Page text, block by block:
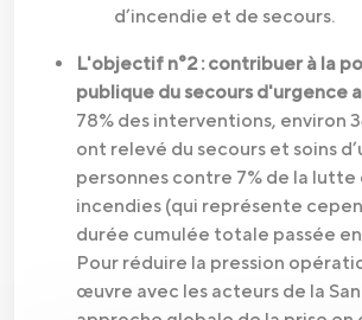
d’incendie et de secours.
L'objectif n°2 : contribuer à la
publique du secours d'urgence
78% des interventions, environ
ont relevé du secours et soins
personnes contre 7% de la
incendies (qui représente
durée cumulée totale passée
Pour réduire la pression
œuvre avec les acteurs de la